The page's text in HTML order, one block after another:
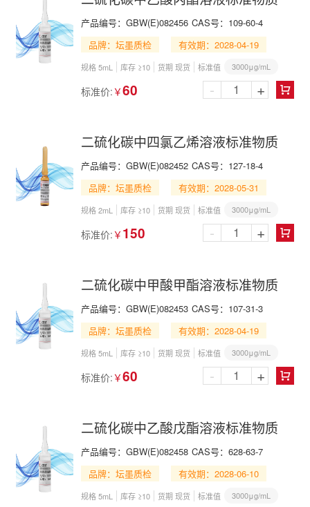
产品编号： GBW(E)082456 CAS号： 109-60-4
品牌：坛墨质检
有效期：2028-04-19
规格 5mL 库存 ≥10 货期 现货 标准值 3000μg/mL
标准价: ￥60 
- +
二硫化碳中四氯乙烯溶液标准物质
产品编号： GBW(E)082452 CAS号： 127-18-4
品牌：坛墨质检
有效期：2028-05-31
规格 2mL 库存 ≥10 货期 现货 标准值 3000μg/mL
标准价: ￥ 150 
- +
二硫化碳中甲酸甲酯溶液标准物质
产品编号： GBW(E)082453 CAS号： 107-31-3
品牌：坛墨质检
有效期：2028-04-19
规格 5mL 库存 ≥10 货期 现货 标准值 3000μg/mL
标准价: ￥60 
- +
二硫化碳中乙酸戊酯溶液标准物质
产品编号： GBW(E)082458 CAS号： 628-63-7
品牌：坛墨质检
有效期：2028-06-10
规格 5mL 库存 ≥10 货期 现货 标准值 3000μg/mL